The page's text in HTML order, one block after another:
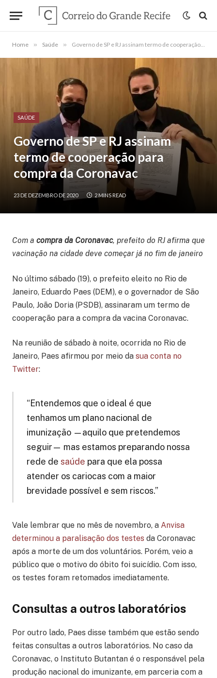
Home » Saúde » Governo de SP e RJ assinam termo de cooperação para compra da Coronavac
SAÚDE
Governo de SP e RJ assinam
termo de cooperação para
compra da Coronavac
23 DE DEZEMBRO DE 2020 2 MINS READ
Com a compra da Coronavac, prefeito do RJ afirma que
vacinação na cidade deve começar já no fim de janeiro
No último sábado (19), o prefeito eleito no Rio de
Janeiro, Eduardo Paes (DEM), e o governador de São
Paulo, João Doria (PSDB), assinaram um termo de
cooperação para a compra da vacina Coronavac.
Na reunião de sábado à noite, ocorrida no Rio de
Janeiro, Paes afirmou por meio da sua conta no
Twitter:
“Entendemos que o ideal é que
tenhamos um plano nacional de
imunização —aquilo que pretendemos
seguir— mas estamos preparando nossa
rede de saúde para que ela possa
atender os cariocas com a maior
brevidade possível e sem riscos.”
Vale lembrar que no mês de novembro, a Anvisa
determinou a paralisação dos testes da Coronavac
após a morte de um dos voluntários. Porém, veio a
público que o motivo do óbito foi suicídio. Com isso,
os testes foram retomados imediatamente.
Consultas a outros laboratórios
Por outro lado, Paes disse também que estão sendo
feitas consultas a outros laboratórios. No caso da
Coronavac, o Instituto Butantan é o responsável pela
produção nacional do imunizante, em parceria com a